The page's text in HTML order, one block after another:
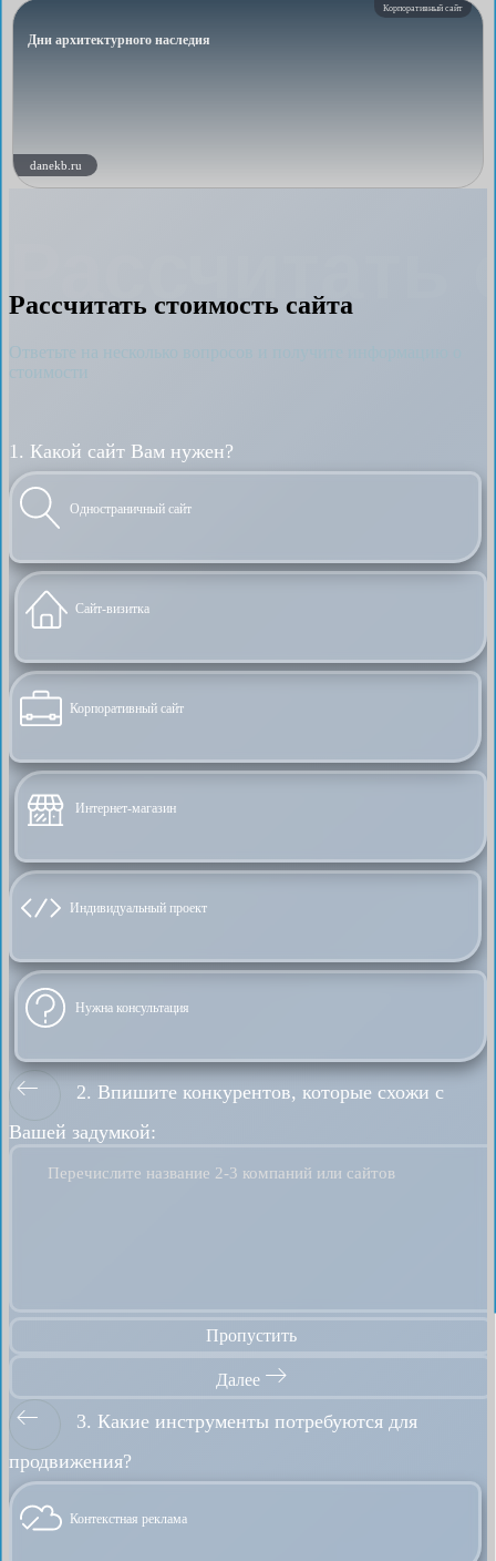
Корпоративный сайт
Дни архитектурного наследия
danekb.ru
Рассчитать
Рассчитать стоимость сайта
Ответьте на несколько вопросов и получите информацию о
стоимости
1. Какой сайт Вам нужен?
Одностраничный сайт
Сайт-визитка
Корпоративный сайт
Интернет-магазин
Индивидуальный проект
Нужна консультация
2. Впишите конкурентов, которые схожи с
Вашей задумкой:
Перечислите название 2-3 компаний или сайтов
Пропустить
Далее
3. Какие инструменты потребуются для
продвижения?
Контекстная реклама